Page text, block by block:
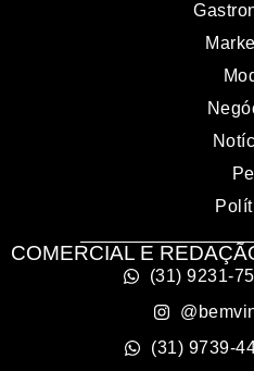
COMERCIAL E
(31) 9231-
(31) 9739-